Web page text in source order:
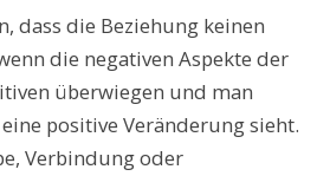
dass die Beziehung keinen
die negativen Aspekte der
überwiegen und man
positive Veränderung sieht.
Verbindung oder